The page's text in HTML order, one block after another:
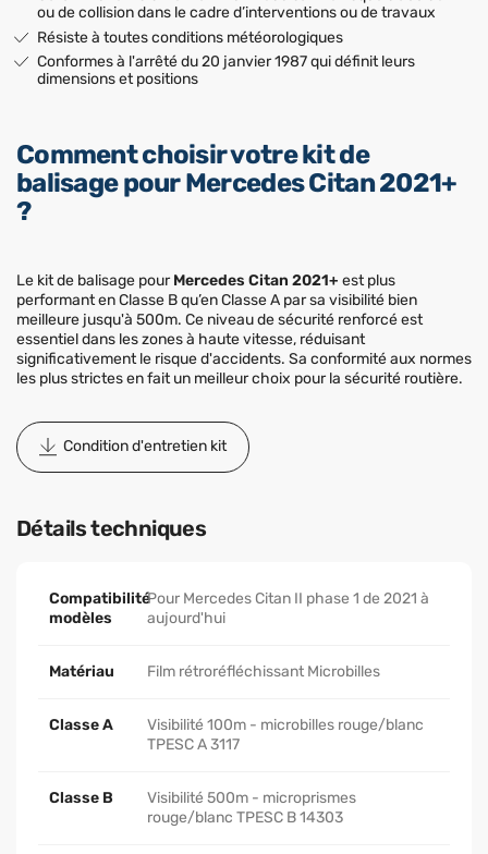
ou de collision dans le cadre d’interventions ou de travaux
Résiste à toutes conditions météorologiques
Conformes à l'arrêté du 20 janvier 1987 qui définit leurs
dimensions et positions
Comment choisir votre kit de
balisage pour Mercedes Citan 2021+
?
Le kit de balisage pourMercedes Citan 2021+ est plus
performant en Classe B qu’en Classe A par sa visibilité bien
meilleure jusqu'à 500m. Ce niveau de sécurité renforcé est
essentiel dans les zones à haute vitesse, réduisant
significativement le risque d'accidents. Sa conformité aux normes
les plus strictes en fait un meilleur choix pour la sécurité routière.
Condition d'entretien kit
Détails techniques
Compatibilité
modèles
Pour Mercedes Citan II phase 1 de 2021 à
aujourd'hui
Matériau Film rétroréfléchissant Microbilles
Classe A
Visibilité 100m - microbilles rouge/blanc
TPESC A 3117
Classe B
Visibilité 500m - microprismes
rouge/blanc TPESC B 14303